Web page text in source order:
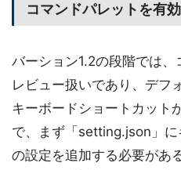
コマンドパレットを有
バーション1.2の段階では
レビュー扱いであり、デフ
キーボードショートカット
で、まず「setting.json」に
の設定を追加する必要があ